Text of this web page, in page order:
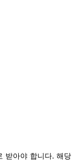
받아야 합니다. 해당